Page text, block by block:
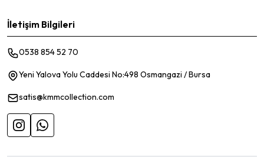
İletişim Bilgileri
0538 854 52 70
Yeni Yalova Yolu Caddesi No:498 Osmangazi / Bursa
satis@kmmcollection.com